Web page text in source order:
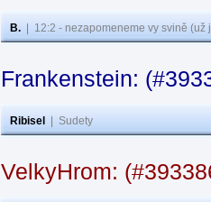
B. 12:2 - nezapomeneme vy svině
Frankenstein:
Ribisel Sudety
VelkyHrom: